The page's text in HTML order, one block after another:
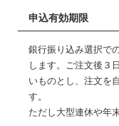
申込有効期限
銀行振り込み選択で
します。ご注文後３
いものとし、注文を
す。
ただし大型連休や年